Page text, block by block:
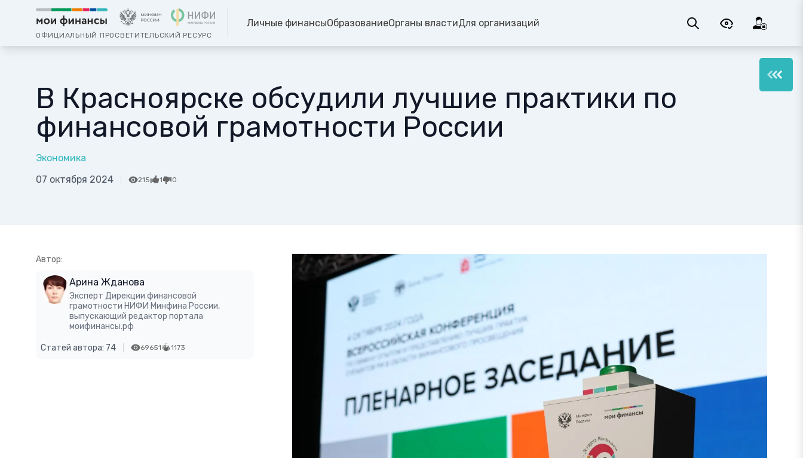
ОФИЦИАЛЬНЫЙ ПРОСВЕТИТЕЛЬСКИЙ РЕСУРС
Личные финансыОбразованиеОрганы властиДля организаций
В Красноярске обсудили лучшие практики по
финансовой грамотности России
Экономика
07 октября 2024
215 1 0
Автор:
Арина Жданова
Эксперт Дирекции финансовой
грамотности НИФИ Минфина России,
выпускающий редактор портала
моифинансы.рф
Статей автора: 74 69651 1173